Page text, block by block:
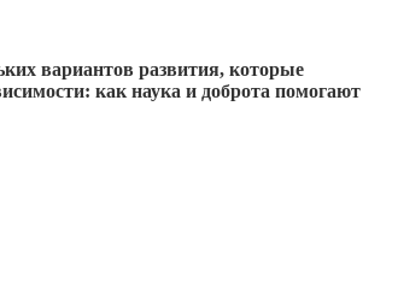
вариантов развития, которые
как наука и доброта помогают